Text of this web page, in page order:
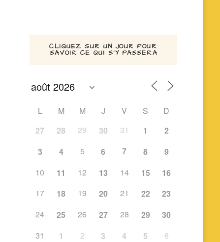
CLIQUEZ SUR UN JOUR POUR
SAVOIR CE QUI S’Y PASSERA
L M M J V S
D
27
28 29 30 31 1
2
3
4 5 6 7 8
9
10
11 12 13 14 15
16
17
18 19 20 21 22
23
24
25 26 27 28 29
30
31
1 2 3 4 5 6